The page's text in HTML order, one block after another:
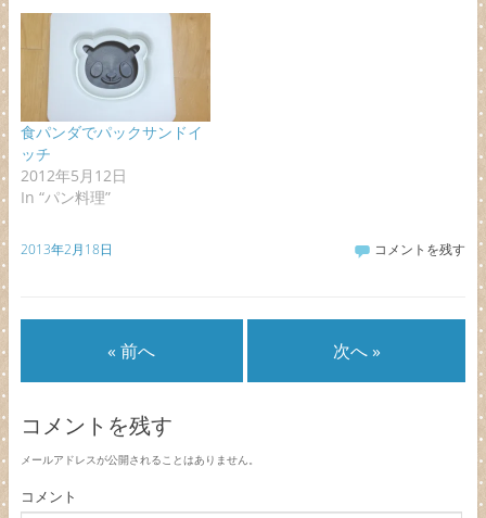
食パンダでパックサンドイ
ッチ
2012年5月12日
In “パン料理”
2013年2月18日 コメントを残す
« 前へ 次へ »
コメントを残す
メールアドレスが公開されることはありません。
コメント